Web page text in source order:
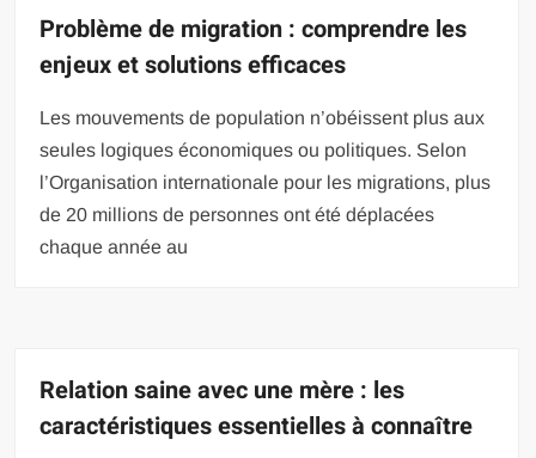
Problème de migration : comprendre les
enjeux et solutions efficaces
Les mouvements de population n’obéissent plus aux
seules logiques économiques ou politiques. Selon
l’Organisation internationale pour les migrations, plus
de 20 millions de personnes ont été déplacées
chaque année au
Relation saine avec une mère : les
caractéristiques essentielles à connaître